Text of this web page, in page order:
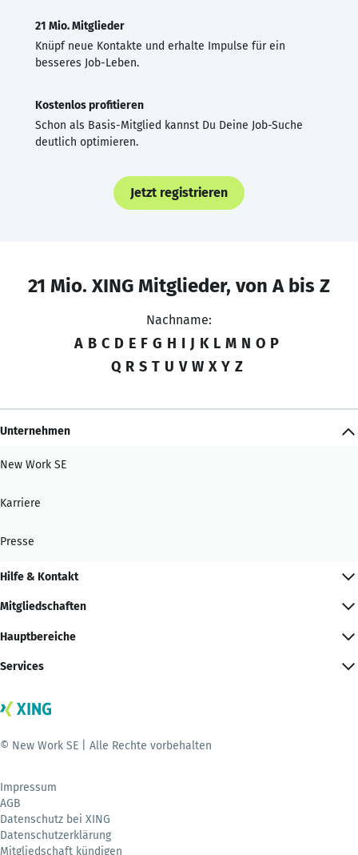
21 Mio. Mitglieder
Knüpf neue Kontakte und erhalte Impulse für ein
besseres Job-Leben.
Kostenlos profitieren
Schon als Basis-Mitglied kannst Du Deine Job-Suche
deutlich optimieren.
Jetzt registrieren
21 Mio. XING Mitglieder, von A bis Z
Nachname:
A B C D E F G H I J K L M N O P
Q R S T U V W X Y Z
Unternehmen
New Work SE
Karriere
Presse
Hilfe & Kontakt
Mitgliedschaften
Hauptbereiche
Services
© New Work SE | Alle Rechte vorbehalten
Impressum
AGB
Datenschutz bei XING
Datenschutzerklärung
Mitgliedschaft kündigen